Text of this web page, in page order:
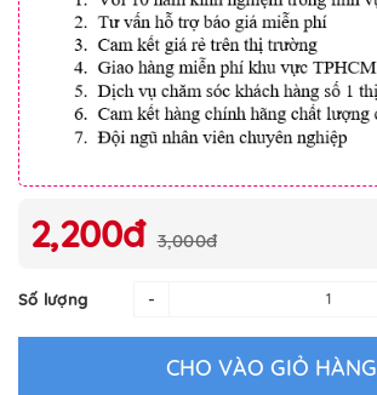
2,200đ 3,000đ
Số lượng -
CHO VÀO GIỎ HÀNG